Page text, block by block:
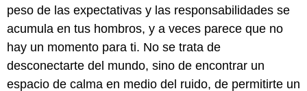
peso de las expectativas y las responsabilidades se
acumula en tus hombros, y a veces parece que no
hay un momento para ti. No se trata de
desconectarte del mundo, sino de encontrar un
espacio de calma en medio del ruido, de permitirte un